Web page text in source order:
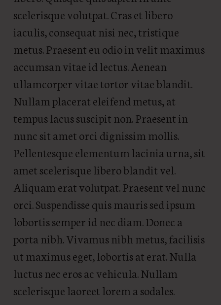
scelerisque volutpat. Cras et libero
iaculis, consequat nisi nec, tristique
metus. Praesent eu odio in velit maximus
accumsan vitae id lectus. Aenean
ullamcorper vitae tortor vitae blandit.
Nullam placerat eleifend metus, at
tempus lacus suscipit non. Praesent in
nunc sit amet orci dignissim mollis.
Pellentesque elementum lacinia urna, sit
amet scelerisque libero blandit vel.
Aliquam erat volutpat. Praesent vel nunc
orci. Suspendisse quis mauris sed ipsum
lobortis semper id nec diam. Donec a
porta nibh. Vivamus nibh metus, facilisis
ut maximus eget, lobortis at erat. Nulla
luctus nec eros ac vehicula. Nullam
scelerisque laoreet lorem a sodales.